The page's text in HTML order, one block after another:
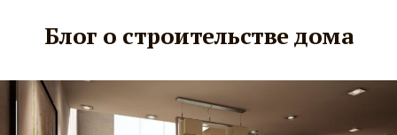
Блог о строительстве дома